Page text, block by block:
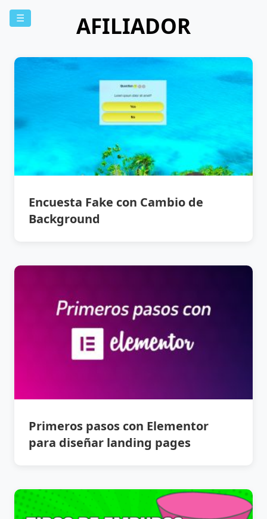
☰ AFILIADOR
Encuesta Fake con Cambio de
Background
Primeros pasos con Elementor
para diseñar landing pages